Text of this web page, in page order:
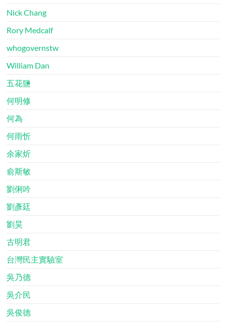
Nick Chang
Rory Medcalf
whogovernstw
William Dan
五花鹽
何明修
何為
何雨忻
余家炘
俞斯敏
劉俐吟
劉彥廷
劉昊
古明君
台灣民主實驗室
吳乃德
吳介民
吳俊德